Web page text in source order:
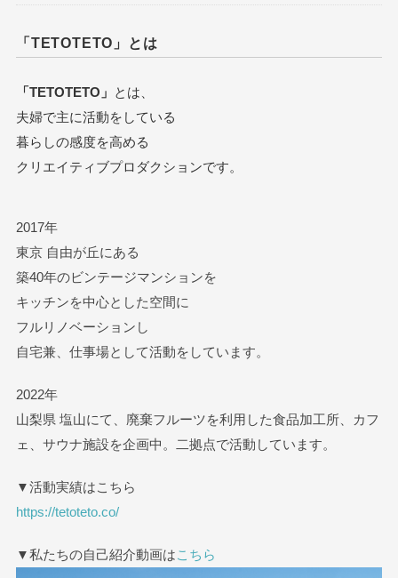
「TETOTETO」とは
「TETOTETO」 とは、
夫婦で主に活動をしている
暮らしの感度を高める
クリエイティブプロダクションです。
2017年
東京 自由が丘にある
築40年のビンテージマンションを
キッチンを中心とした空間に
フルリノベーションし
自宅兼、仕事場として活動をしています。
2022年
山梨県 塩山にて、廃棄フルーツを利用した食品加工所、カフ
ェ、サウナ施設を企画中。二拠点で活動しています。
▼活動実績はこちら
https://tetoteto.co/
▼私たちの自己紹介動画はこちら